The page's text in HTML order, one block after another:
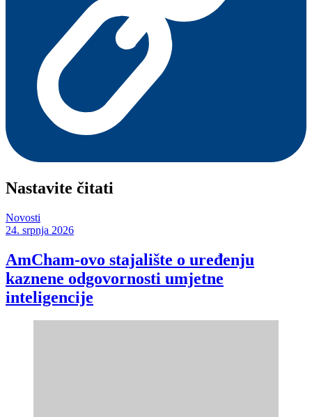
Nastavite čitati
Novosti
24. srpnja 2026
AmCham-ovo stajalište o uređenju
kaznene odgovornosti umjetne
inteligencije